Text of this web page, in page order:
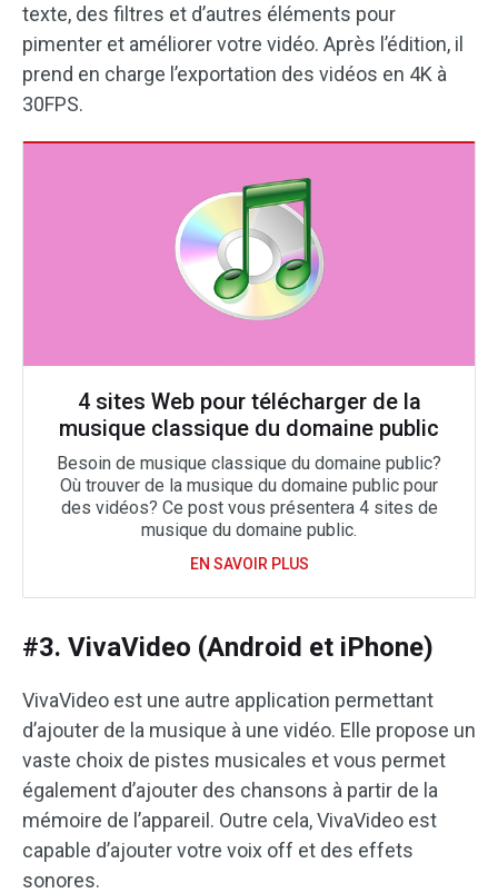
texte, des filtres et d’autres éléments pour
pimenter et améliorer votre vidéo. Après l’édition, il
prend en charge l’exportation des vidéos en 4K à
30FPS.
4 sites Web pour télécharger de la
musique classique du domaine public
Besoin de musique classique du domaine public?
Où trouver de la musique du domaine public pour
des vidéos? Ce post vous présentera 4 sites de
musique du domaine public.
EN SAVOIR PLUS
#3. VivaVideo (Android et iPhone)
VivaVideo est une autre application permettant
d’ajouter de la musique à une vidéo. Elle propose un
vaste choix de pistes musicales et vous permet
également d’ajouter des chansons à partir de la
mémoire de l’appareil. Outre cela, VivaVideo est
capable d’ajouter votre voix off et des effets
sonores.